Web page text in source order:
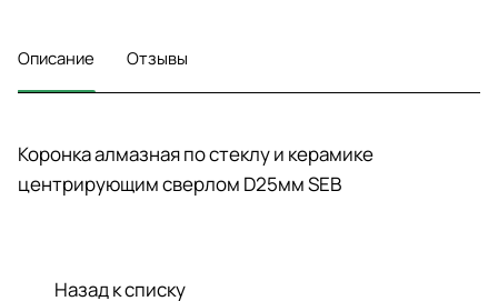
Описание Отзывы
Коронка алмазная по стеклу и керамике
центрирующим сверлом D25мм SEB
Назад к списку